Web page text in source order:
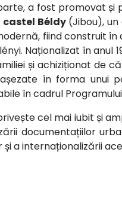
a fost promovat și
Béldy(Jibou), un
fiind construit în
Naționalizat în
și achiziționat de
în forma unui
în cadrul
cel mai iubit și
documentațiilor
și a internaționalizării